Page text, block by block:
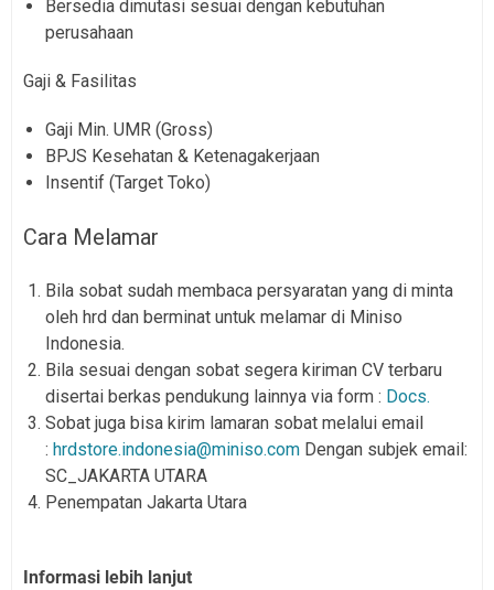
Bersedia dimutasi sesuai dengan kebutuhan
perusahaan
Gaji & Fasilitas
Gaji Min. UMR (Gross)
BPJS Kesehatan & Ketenagakerjaan
Insentif (Target Toko)
Cara Melamar
Bila sobat sudah membaca persyaratan yang di minta
oleh hrd dan berminat untuk melamar di Miniso
Indonesia.
Bila sesuai dengan sobat segera kiriman CV terbaru
disertai berkas pendukung lainnya via form : Docs.
Sobat juga bisa kirim lamaran sobat melalui email
: hrdstore.indonesia@miniso.com Dengan subjek email:
SC_JAKARTA UTARA
Penempatan Jakarta Utara
Informasi lebih lanjut